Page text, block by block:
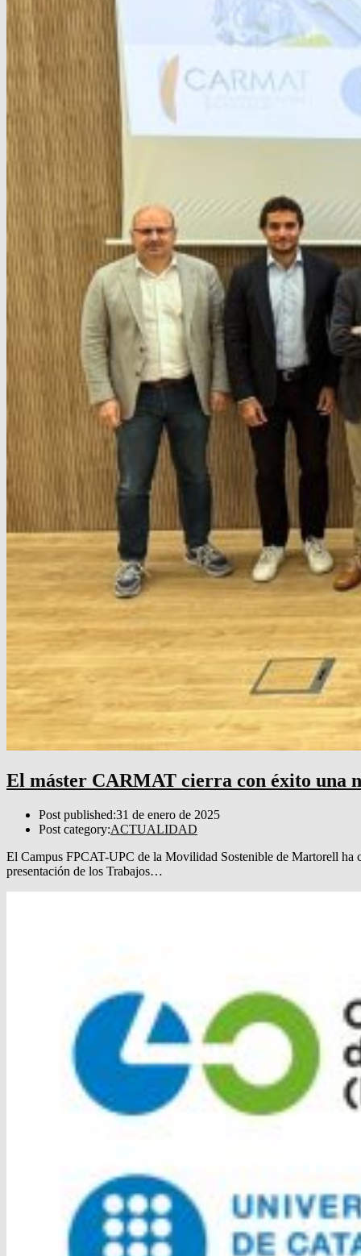
El máster CARMAT cierra con éxito una
Post published:31 de enero de 2025
Post category:ACTUALIDAD
El Campus FPCAT-UPC de la Movilidad Sostenible de Martorell
presentación de los Trabajos…